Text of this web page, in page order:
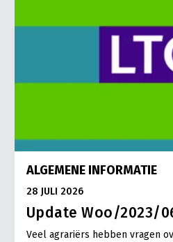
ALGEMENE INFORMATIE
28 JULI 2026
Update Woo/2023/
Veel agrariërs hebben vragen